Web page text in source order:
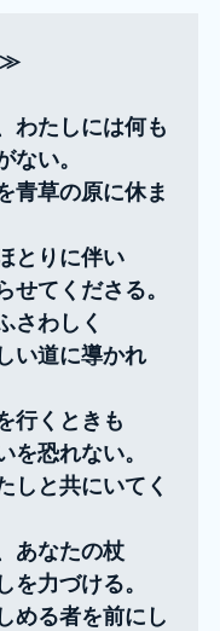
≫
わたしには何も
ない。
青草の原に休ま
とりに伴い
せてくださる。
さわしく
い道に導かれ
行くときも
を恐れない。
しと共にいてく
あなたの杖
を力づける。
める者を前にし